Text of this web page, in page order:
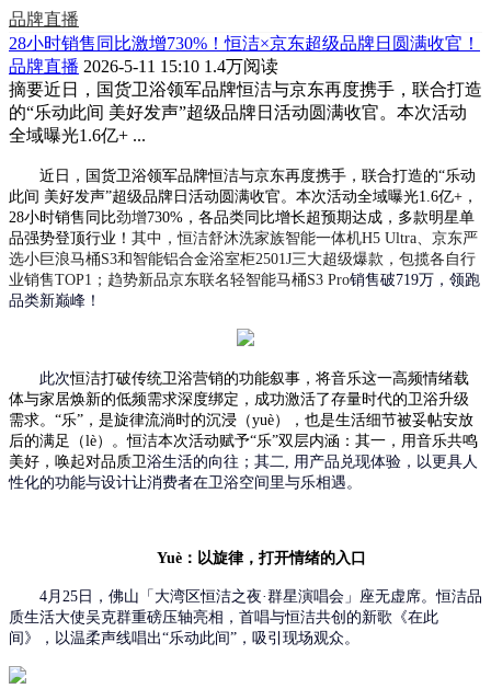
品牌直播
28小时销售同比激增730%！恒洁×京东超级品牌日圆满收官！
品牌直播 2026-5-11 15:10 1.4万阅读
摘要近日，国货卫浴领军品牌恒洁与京东再度携手，联合打造
的“乐动此间 美好发声”超级品牌日活动圆满收官。本次活动
全域曝光1.6亿+ ...
近日，国货卫浴领军品牌恒洁与京东再度携手，联合打造的“乐动
此间 美好发声”超级品牌日活动圆满收官。 本次活动全域曝光1.6亿+，
28小时销售同比劲增730% ，各品类同比增长超预期达成，多款明星单
品强势登顶行业！ 其中，恒洁舒沐洗家族智能一体机H5 Ultra、京东严
选小巨浪马桶S3和智能铝合金浴室柜2501J三大超级爆款，包揽各自行
业销售TOP1；趋势新品京东联名轻智能马桶S3 Pro销售破719万，领跑
品类新巅峰！
此次恒洁打破传统卫浴营销的功能叙事，将音乐这一高频情绪载
体与家居焕新的低频需求深度绑定，成功激活了存量时代的卫浴升级
需求。 “乐”，是旋律流淌时的沉浸（yuè），也是生活细节被妥帖安放
后的满足（lè）。恒洁本次活动赋予“乐”双层内涵 ：其一，用音乐共鸣
美好，唤起对品质卫浴生活的向往；其二, 用产品兑现体验，以更具人
性化的功能与设计让消费者在卫浴空间里与乐相遇。
Yuè：以旋律，打开情绪的入口
4月25日，佛山「大湾区恒洁之夜·群星演唱会」座无虚席。恒洁品
质生活大使吴克群重磅压轴亮相， 首唱与恒洁共创的新歌 《在此
间》
， 以温柔声线唱出“乐动此间”，吸引现场观众。